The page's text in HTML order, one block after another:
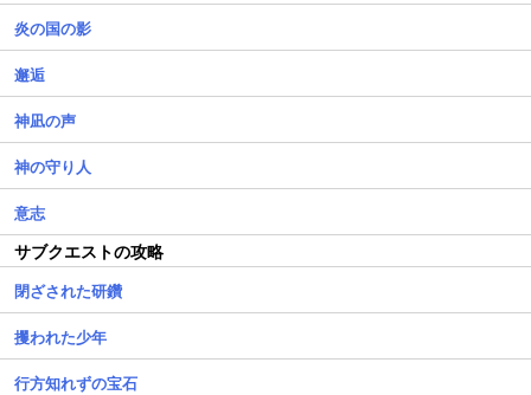
炎の国の影
邂逅
神凪の声
神の守り人
意志
サブクエストの攻略
閉ざされた研鑽
攫われた少年
行方知れずの宝石